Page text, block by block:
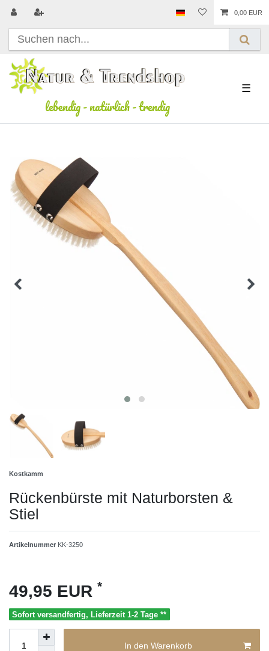
0,00 EUR
lebendig-natürlich-trendig
☰
Kostkamm
Rückenbürste mit Naturborsten &
Stiel
Artikelnummer KK-3250
49,95 EUR *
Sofort versandfertig, Lieferzeit 1-2 Tage **
In den Warenkorb